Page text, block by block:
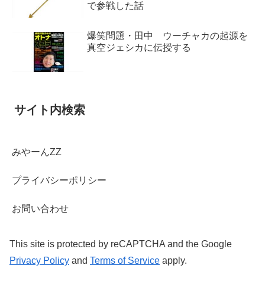
で参戦した話
爆笑問題・田中 ウーチャカの起源を
真空ジェシカに伝授する
サイト内検索
みやーんZZ
プライバシーポリシー
お問い合わせ
This site is protected by reCAPTCHA and the Google
Privacy Policy and Terms of Service apply.